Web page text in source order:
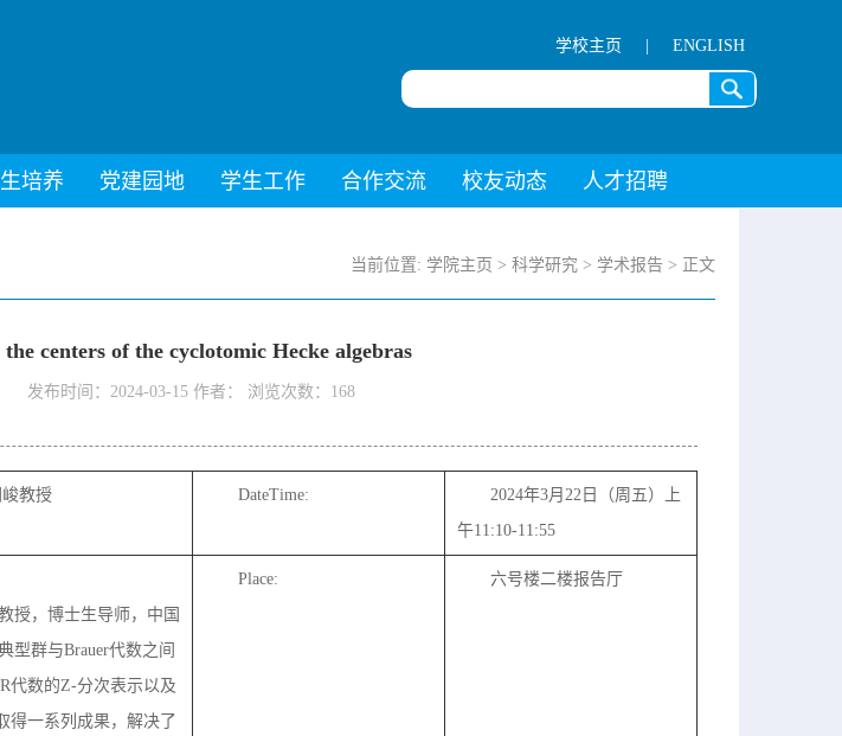
ENGLISH
学校主页
培养 党建园地 学生工作 合作交流 校友动态 人才招聘
当前位置: 学院主页 > 科学研究 > 学术报告 > 正文
the centers of the cyclotomic Hecke algebras
发布时间：2024-03-15 作者： 浏览次数： 168
教授 DateTime:
2024年3月22日（周五）上
午11:10-11:55
授， 博士生导师 ，中国
型群与Brauer代数之间
代数的Z-分次表示以及
得一系列成果，解决了
Place: 六号楼二楼报告厅